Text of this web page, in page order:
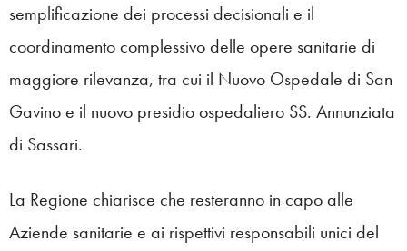
semplificazione dei processi decisionali e il
coordinamento complessivo delle opere sanitarie di
maggiore rilevanza, tra cui il Nuovo Ospedale di San
Gavino e il nuovo presidio ospedaliero SS. Annunziata
di Sassari.
La Regione chiarisce che resteranno in capo alle
Aziende sanitarie e ai rispettivi responsabili unici del